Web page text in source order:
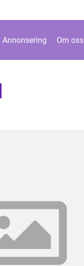
Annonsering Om oss